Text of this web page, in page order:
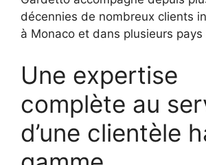
décennies de nombreux clients
à Monaco et dans plusieurs pays
Une expertise
complète au
d’une clientèle